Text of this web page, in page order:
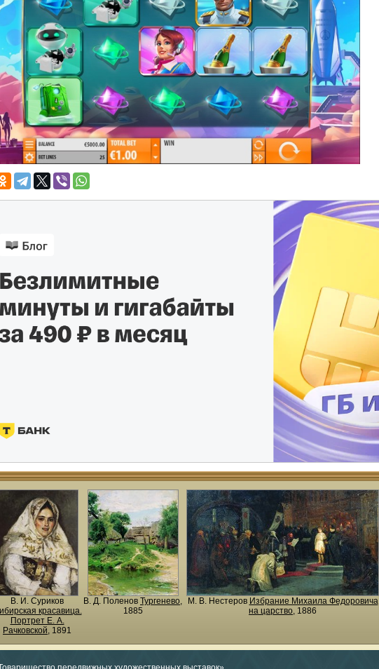
В. И. Суриков
красавица.
Портрет Е. А.
Рачковской, 1891
В. Д. Поленов Тургенево,
1885
М. В. Нестеров Избрание Михаила Федоровича
на царство, 1886